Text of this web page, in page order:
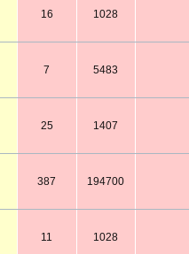
16 1028
7 5483
25 1407
387 194700
11 1028